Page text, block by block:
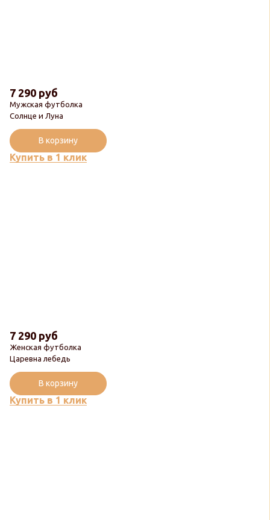
Мужская футболка
Солнце и Луна
7 290 руб
Купить в 1 клик
В корзину
Женская футболка
Царевна лебедь
7 290 руб
Купить в 1 клик
В корзину